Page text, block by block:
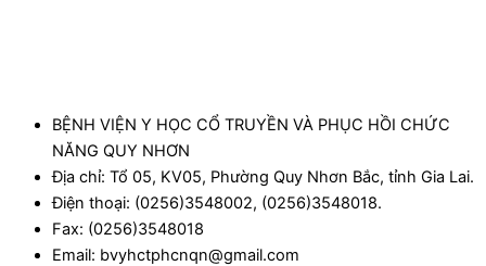
BỆNH VIỆN Y HỌC CỔ TRUYỀN VÀ PHỤC HỒI CHỨC
NĂNG QUY NHƠN
Địa chỉ: Tổ 05, KV05, Phường Quy Nhơn Bắc, tỉnh Gia Lai.
Điện thoại: (0256)3548002, (0256)3548018.
Fax: (0256)3548018
Email: bvyhctphcnqn@gmail.com